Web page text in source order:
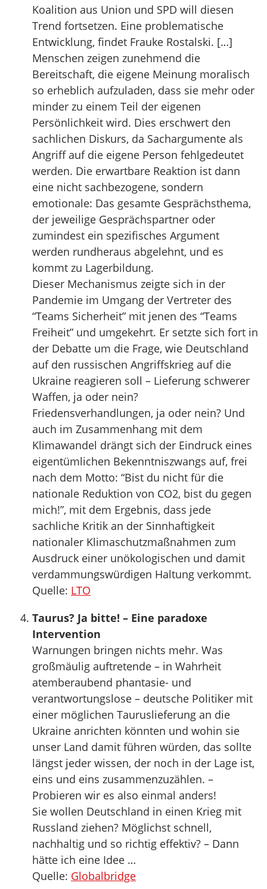
Koalition aus Union und SPD will diesen
Trend fortsetzen. Eine problematische
Entwicklung, findet Frauke Rostalski. […]
Menschen zeigen zunehmend die
Bereitschaft, die eigene Meinung moralisch
so erheblich aufzuladen, dass sie mehr oder
minder zu einem Teil der eigenen
Persönlichkeit wird. Dies erschwert den
sachlichen Diskurs, da Sachargumente als
Angriff auf die eigene Person fehlgedeutet
werden. Die erwartbare Reaktion ist dann
eine nicht sachbezogene, sondern
emotionale: Das gesamte Gesprächsthema,
der jeweilige Gesprächspartner oder
zumindest ein spezifisches Argument
werden rundheraus abgelehnt, und es
kommt zu Lagerbildung.
Dieser Mechanismus zeigte sich in der
Pandemie im Umgang der Vertreter des
“Teams Sicherheit” mit jenen des “Teams
Freiheit” und umgekehrt. Er setzte sich fort in
der Debatte um die Frage, wie Deutschland
auf den russischen Angriffskrieg auf die
Ukraine reagieren soll – Lieferung schwerer
Waffen, ja oder nein?
Friedensverhandlungen, ja oder nein? Und
auch im Zusammenhang mit dem
Klimawandel drängt sich der Eindruck eines
eigentümlichen Bekenntniszwangs auf, frei
nach dem Motto: “Bist du nicht für die
nationale Reduktion von CO2, bist du gegen
mich!”, mit dem Ergebnis, dass jede
sachliche Kritik an der Sinnhaftigkeit
nationaler Klimaschutzmaßnahmen zum
Ausdruck einer unökologischen und damit
verdammungswürdigen Haltung verkommt.
Quelle: LTO
Taurus? Ja bitte! – Eine paradoxe
Intervention
Warnungen bringen nichts mehr. Was
großmäulig auftretende – in Wahrheit
atemberaubend phantasie- und
verantwortungslose – deutsche Politiker mit
einer möglichen Tauruslieferung an die
Ukraine anrichten könnten und wohin sie
unser Land damit führen würden, das sollte
längst jeder wissen, der noch in der Lage ist,
eins und eins zusammenzuzählen. –
Probieren wir es also einmal anders!
Sie wollen Deutschland in einen Krieg mit
Russland ziehen? Möglichst schnell,
nachhaltig und so richtig effektiv? – Dann
hätte ich eine Idee …
Quelle: Globalbridge